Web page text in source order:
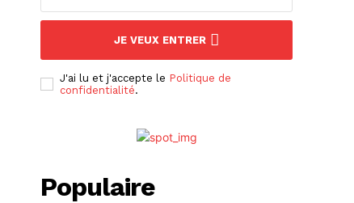
JE VEUX ENTRER
J'ai lu et j'accepte le Politique de
confidentialité.
Populaire